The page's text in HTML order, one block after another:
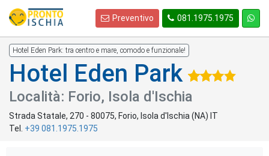
Preventivo 081.1975.1975
Hotel Eden Park: tra centro e mare, comodo e funzionale!
Hotel Eden Park
Località: Forio, Isola d'Ischia
Strada Statale, 270 - 80075, Forio, Isola d'Ischia (NA) IT
Tel. +39 081.1975.1975